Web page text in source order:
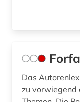
Das
zu vorwiegend